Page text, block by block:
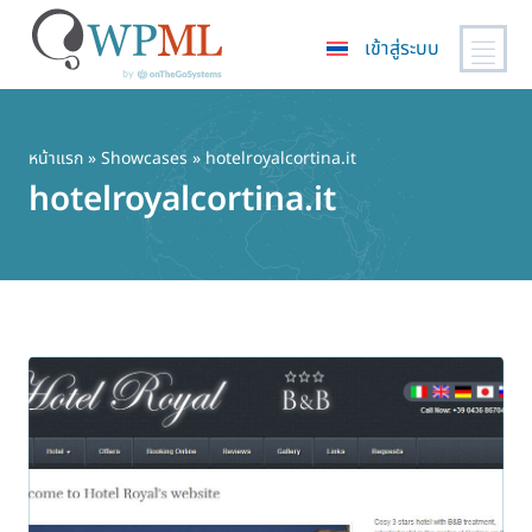
เนื้อหา
หลัก
เข้าสู่ระบบ
หน้าแรก»Showcases » hotelroyalcortina.it
hotelroyalcortina.it